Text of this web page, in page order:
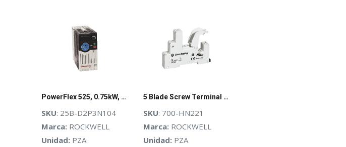
PowerFlex 525, 0.75kW, 1Hp, AC Drive, Rockwell - 25BD2P3N104
SKU: 25B-D2P3N104
Marca: ROCKWELL
Unidad: PZA
5 Blade Screw Terminal Relay Socket
SKU: 700-HN221
Marca:ROCKWELL
Unidad:PZA